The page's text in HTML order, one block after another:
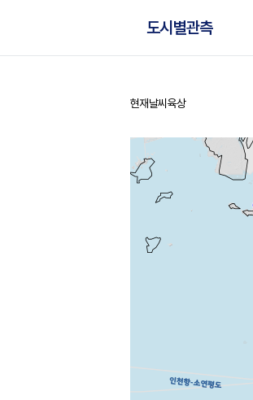
도시별관측
홈
현재날씨 육상